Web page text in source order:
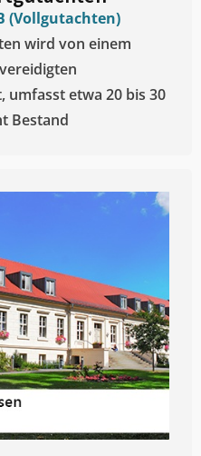
(Vollgutachten)
wird von einem
umfasst etwa 20 bis 30
Bestand